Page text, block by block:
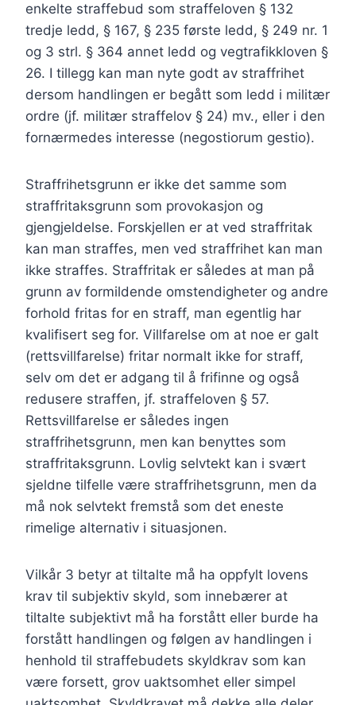
enkelte straffebud som straffeloven § 132
tredje ledd, § 167, § 235 første ledd, § 249 nr. 1
og 3 strl. § 364 annet ledd og vegtrafikkloven §
26. I tillegg kan man nyte godt av straffrihet
dersom handlingen er begått som ledd i militær
ordre (jf. militær straffelov § 24) mv., eller i den
fornærmedes interesse (negostiorum gestio).
Straffrihetsgrunn er ikke det samme som
straffritaksgrunn som provokasjon og
gjengjeldelse. Forskjellen er at ved straffritak
kan man straffes, men ved straffrihet kan man
ikke straffes. Straffritak er således at man på
grunn av formildende omstendigheter og andre
forhold fritas for en straff, man egentlig har
kvalifisert seg for. Villfarelse om at noe er galt
(rettsvillfarelse) fritar normalt ikke for straff,
selv om det er adgang til å frifinne og også
redusere straffen, jf. straffeloven § 57.
Rettsvillfarelse er således ingen
straffrihetsgrunn, men kan benyttes som
straffritaksgrunn. Lovlig selvtekt kan i svært
sjeldne tilfelle være straffrihetsgrunn, men da
må nok selvtekt fremstå som det eneste
rimelige alternativ i situasjonen.
Vilkår 3 betyr at tiltalte må ha oppfylt lovens
krav til subjektiv skyld, som innebærer at
tiltalte subjektivt må ha forstått eller burde ha
forstått handlingen og følgen av handlingen i
henhold til straffebudets skyldkrav som kan
være forsett, grov uaktsomhet eller simpel